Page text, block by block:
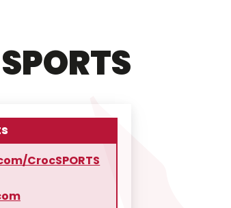
CrocSPORTS